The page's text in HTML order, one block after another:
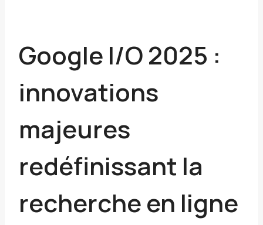
Google I/O 2025 :
innovations
majeures
redéfinissant la
recherche en ligne